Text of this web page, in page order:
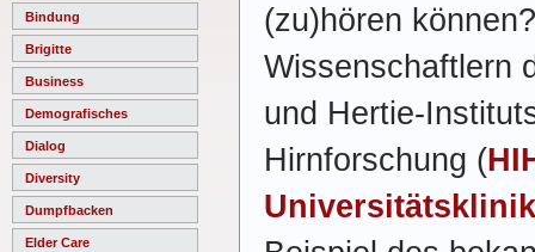
Bindung
Brigitte
Business
Demografisches
Dialog
Diversity
Dumpfbacken
Elder Care
(zu)hören
Wissenschaftlern
und Hertie-
Hirnforschung (